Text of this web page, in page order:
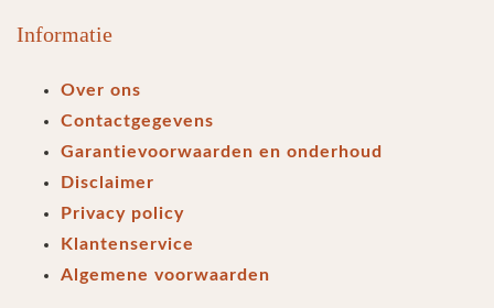
Informatie
Over ons
Contactgegevens
Garantievoorwaarden en onderhoud
Disclaimer
Privacy policy
Klantenservice
Algemene voorwaarden